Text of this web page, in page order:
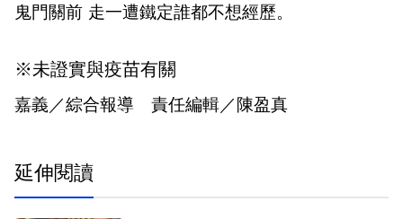
鬼門關前 走一遭鐵定誰都不想經歷。
※未證實與疫苗有關
嘉義／綜合報導 責任編輯／陳盈真
延伸閱讀